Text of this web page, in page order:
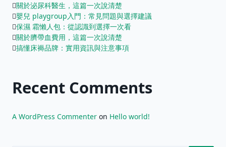
關於泌尿科醫生，這篇一次說清楚
嬰兒 playgroup入門：常見問題與選擇建議
保濕 霜懶人包：從認識到選擇一次看
關於臍帶血費用，這篇一次說清楚
搞懂床褥品牌：實用資訊與注意事項
Recent Comments
A WordPress Commenter on Hello world!